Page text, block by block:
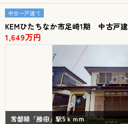
中古一戸建て
KEMひたちなか市足崎1期 中古戸建
1,649万円
常磐線「勝田」駅5ｋｍm